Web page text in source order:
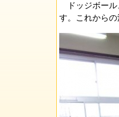
ドッジボール
す。これからの